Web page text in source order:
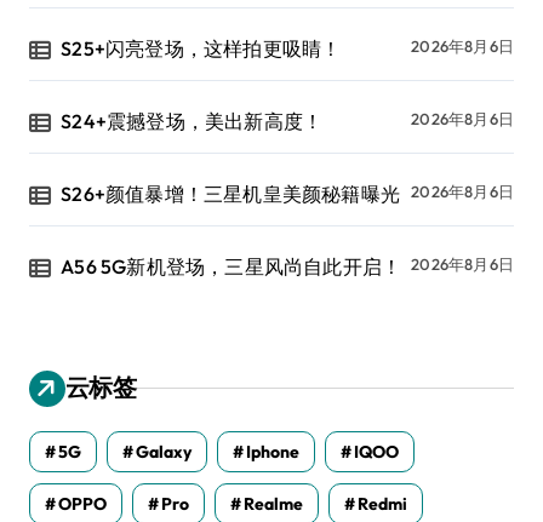
S25+闪亮登场，这样拍更吸睛！ 2026年8月6日
S24+震撼登场，美出新高度！ 2026年8月6日
S26+颜值暴增！三星机皇美颜秘籍曝光 2026年8月6日
A56 5G新机登场，三星风尚自此开启！ 2026年8月6日
云标签
5G Galaxy Iphone IQOO
OPPO Pro Realme Redmi